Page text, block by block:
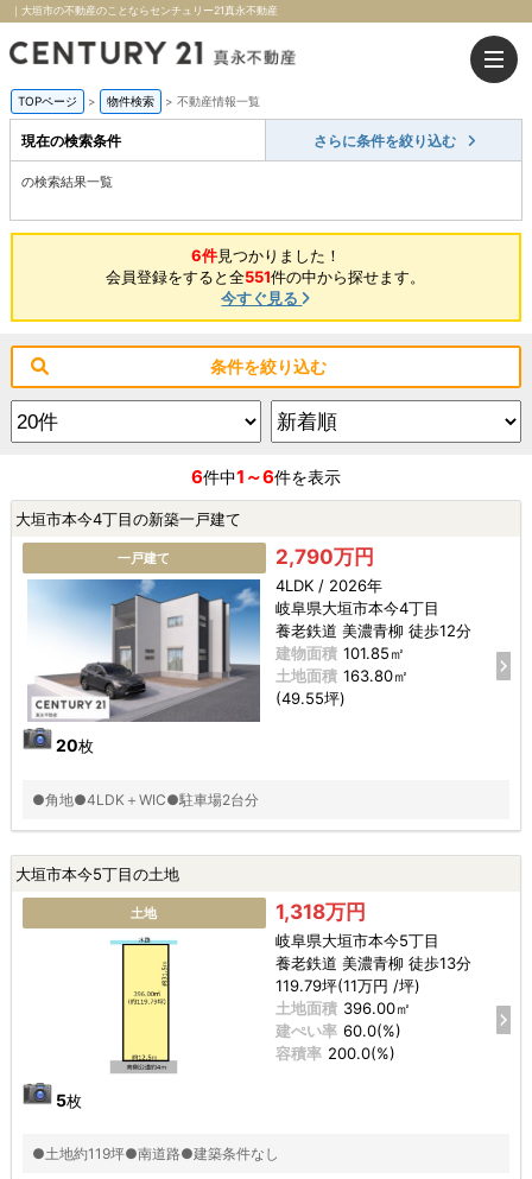
｜大垣市の不動産のことならセンチュリー21真永不動産
TOPページ > 物件検索 > 不動産情報一覧
現在の検索条件 さらに条件を絞り込む
の検索結果一覧
6件見つかりました！
会員登録をすると全551件の中から探せます。
今すぐ見る
条件を絞り込む
6件中1～6件を表示
大垣市本今4丁目の新築一戸建て
一戸建て
20枚
2,790万円
4LDK / 2026年
岐阜県大垣市本今4丁目
養老鉄道 美濃青柳 徒歩12分
建物面積 101.85㎡
土地面積 163.80㎡
(49.55坪)
●角地●4LDK＋WIC●駐車場2台分
大垣市本今5丁目の土地
土地
5枚
1,318万円
岐阜県大垣市本今5丁目
養老鉄道 美濃青柳 徒歩13分
119.79坪(11万円 /坪)
土地面積 396.00㎡
建ぺい率 60.0(%)
容積率 200.0(%)
●土地約119坪●南道路●建築条件なし